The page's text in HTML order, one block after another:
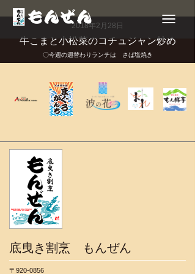
Toggle
navigation
2018年2月28日
牛こまと小松菜のコチュジャン炒め
〇今週の週替わりランチは さば塩焼き
底曳き割烹 もんぜん
〒920-0856